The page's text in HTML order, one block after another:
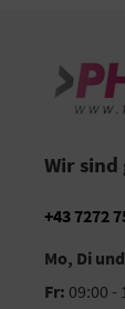
Wir sind
+43 7272
Mo, Di
Fr: 09:00 -